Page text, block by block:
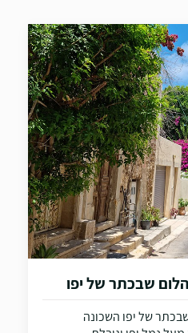
שבכתר של יפו
של יפו השכונה